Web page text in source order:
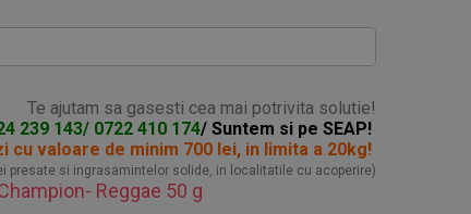
Te ajutam sa gasesti cea mai potrivita solutie!
239 143/ 0722 410 174/ Suntem si pe SEAP!
cu valoare de minim 700 lei, in limita a 20kg!
presate si ingrasamintelor solide, in localitatile cu acoperire)
Reggae 50 g